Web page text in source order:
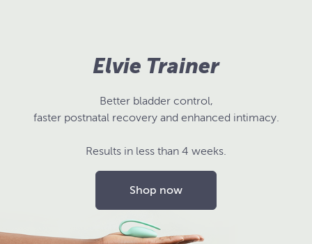
Elvie Trainer
Better bladder control,
faster postnatal recovery and enhanced intimacy.
Results in less than 4 weeks.
Shop now